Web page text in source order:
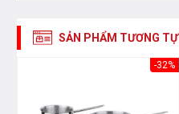
SẢN PHẨM TƯƠNG TỰ
-32%